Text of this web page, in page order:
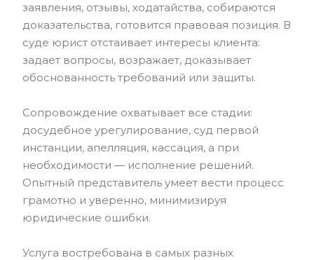
заявления, отзывы, ходатайства, собираются
доказательства, готовится правовая позиция. В
суде юрист отстаивает интересы клиента:
задает вопросы, возражает, доказывает
обоснованность требований или защиты.
Сопровождение охватывает все стадии:
досудебное урегулирование, суд первой
инстанции, апелляция, кассация, а при
необходимости — исполнение решений.
Опытный представитель умеет вести процесс
грамотно и уверенно, минимизируя
юридические ошибки.
Услуга востребована в самых разных